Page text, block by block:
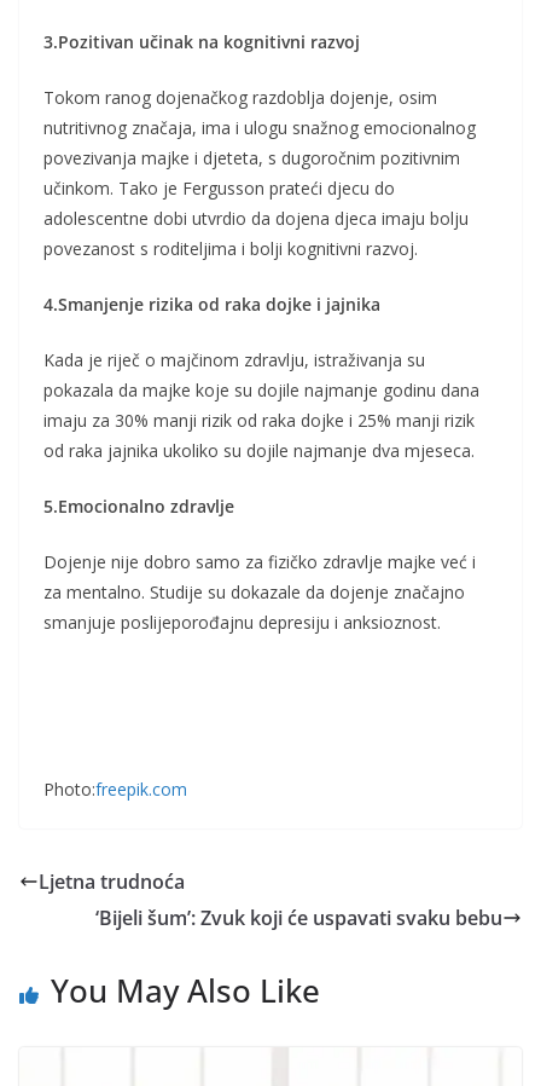
3.Pozitivan učinak na kognitivni razvoj
Tokom ranog dojenačkog razdoblja dojenje, osim
nutritivnog značaja, ima i ulogu snažnog emocionalnog
povezivanja majke i djeteta, s dugoročnim pozitivnim
učinkom. Tako je Fergusson prateći djecu do
adolescentne dobi utvrdio da dojena djeca imaju bolju
povezanost s roditeljima i bolji kognitivni razvoj.
4.Smanjenje rizika od raka dojke i jajnika
Kada je riječ o majčinom zdravlju, istraživanja su
pokazala da majke koje su dojile najmanje godinu dana
imaju za 30% manji rizik od raka dojke i 25% manji rizik
od raka jajnika ukoliko su dojile najmanje dva mjeseca.
5.Emocionalno zdravlje
Dojenje nije dobro samo za fizičko zdravlje majke već i
za mentalno. Studije su dokazale da dojenje značajno
smanjuje poslijeporođajnu depresiju i anksioznost.
Photo:freepik.com
Ljetna trudnoća
‘Bijeli šum’: Zvuk koji će uspavati svaku bebu
You May Also Like